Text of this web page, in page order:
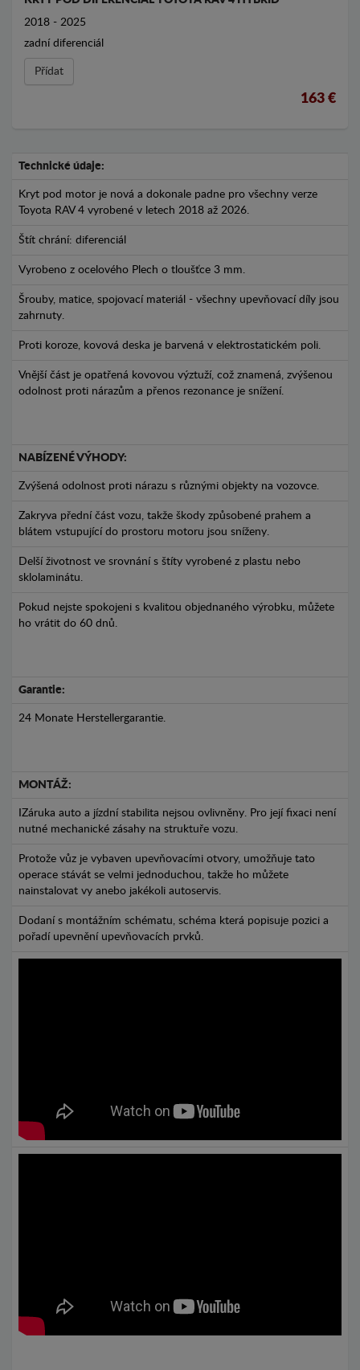
2018 - 2025
zadní diferenciál
Přídat
163 €
Technické údaje:
Kryt pod motor je nová a dokonale padne pro všechny verze
Toyota RAV 4 vyrobené v letech 2018 až 2026.
Štít chrání: diferenciál
Vyrobeno z ocelového Plech o tloušťce 3 mm.
Šrouby, matice, spojovací materiál - všechny upevňovací díly jsou
zahrnuty.
Proti koroze, kovová deska je barvená v elektrostatickém poli.
Vnější část je opatřená kovovou výztuží, což znamená, zvýšenou
odolnost proti nárazům a přenos rezonance je snížení.
NABÍZENÉ VÝHODY:
Zvýšená odolnost proti nárazu s různými objekty na vozovce.
Zakryva přední část vozu, takže škody způsobené prahem a
blátem vstupující do prostoru motoru jsou sníženy.
Delší životnost ve srovnání s štíty vyrobené z plastu nebo
sklolaminátu.
Pokud nejste spokojeni s kvalitou objednaného výrobku, můžete
ho vrátit do 60 dnů.
Garantie:
24 Monate Herstellergarantie.
MONTÁŽ:
IZáruka auto a jízdní stabilita nejsou ovlivněny. Pro její fixaci není
nutné mechanické zásahy na struktuře vozu.
Protože vůz je vybaven upevňovacími otvory, umožňuje tato
operace stávát se velmi jednoduchou, takže ho můžete
nainstalovat vy anebo jakékoli autoservis.
Dodaní s montážním schématu, schéma která popisuje pozici a
pořadí upevnění upevňovacích prvků.